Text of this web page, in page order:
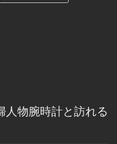
人物腕時計と訪れる